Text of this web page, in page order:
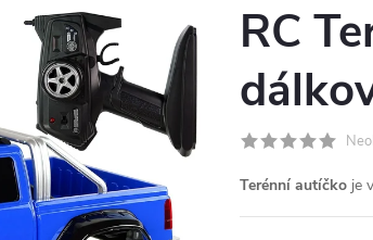
RC
Terénní autíčko je